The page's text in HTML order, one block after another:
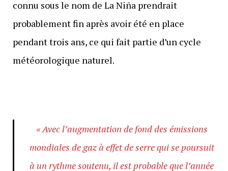
connu sous le nom de La Niña prendrait
probablement fin après avoir été en place
pendant trois ans, ce qui fait partie d’un cycle
météorologique naturel.
« Avec l’augmentation de fond des émissions
mondiales de gaz à effet de serre qui se poursuit
à un rythme soutenu, il est probable que l’année